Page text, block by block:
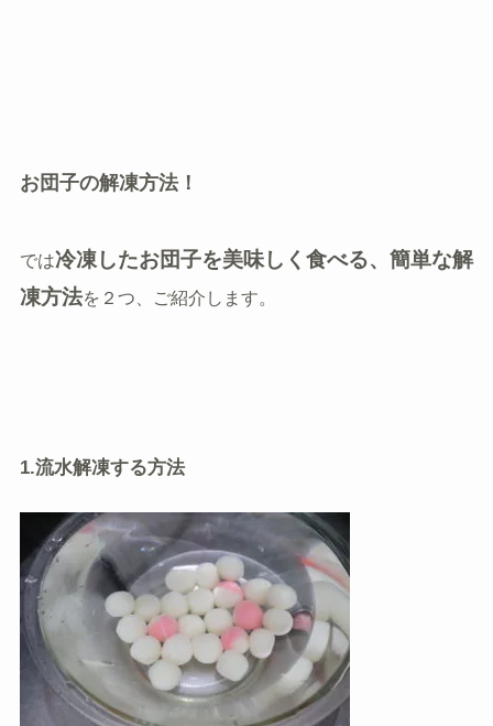
お団子の解凍方法！
では冷凍したお団子を美味しく食べる、簡単な解
凍方法を２つ、ご紹介します。
1.流水解凍する方法